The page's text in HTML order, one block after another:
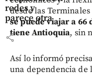
redes y
parece otra
share
desde las
se puede viajar a
tiene Antioquia, sin
Así lo informó
una dependencia de